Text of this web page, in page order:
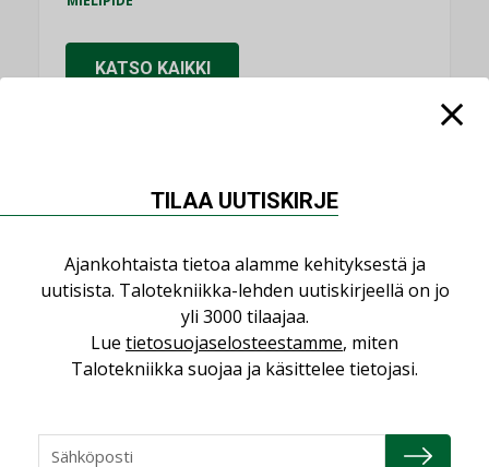
KATSO KAIKKI
NIMITYKSET
Consti
NIMITYKSET
Refair
NIMITYKSET
NIMITYKSET
TILAA UUTISKIRJE
Ajankohtaista tietoa alamme kehityksestä ja
uutisista. Talotekniikka-lehden uutiskirjeellä on jo
yli 3000 tilaajaa.
Lue tietosuojaselosteestamme, miten
Talotekniikka suojaa ja käsittelee tietojasi.